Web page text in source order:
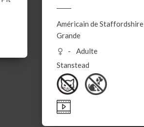
Américain de Staffordshire
Grande
Adulte
Stanstead